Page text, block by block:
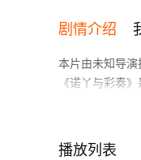
剧情介绍
本片由未知导演
《诺丫与彩奏
己的努力救回
鲜明，适合喜欢
播放列表